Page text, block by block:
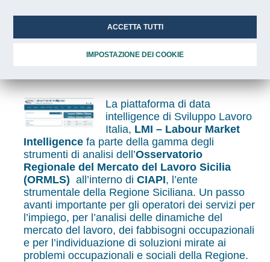
Sviluppo Lavoro Italia per
servizi mirati di orientamento
La piattaforma di data
intelligence di Sviluppo Lavoro
Italia, LMI – Labour Market
Intelligence fa parte della gamma degli
strumenti di analisi dell’Osservatorio
Regionale del Mercato del Lavoro Sicilia
(ORMLS) all’interno di CIAPI, l’ente
strumentale della Regione Siciliana. Un passo
avanti importante per gli operatori dei servizi per
l’impiego, per l’analisi delle dinamiche del
mercato del lavoro, dei fabbisogni occupazionali
e per l’individuazione di soluzioni mirate ai
problemi occupazionali e sociali della Regione.
ACCETTA TUTTI
IMPOSTAZIONE DEI COOKIE